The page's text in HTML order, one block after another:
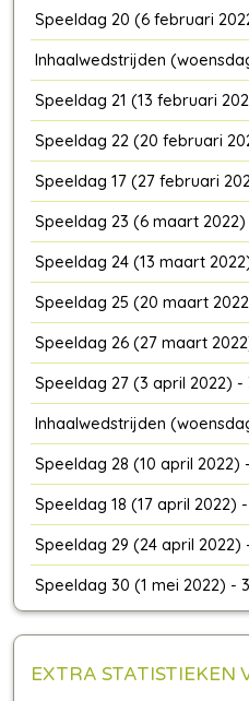
Speeldag 20 (6 februari
Inhaalwedstrijden
Speeldag 21 (13 februari
Speeldag 22 (20 februari
Speeldag 17 (27 februari
Speeldag 23 (6 maart
Speeldag 24 (13 maart
Speeldag 25 (20 maart
Speeldag 26 (27 maart
Speeldag 27 (3 april 2022)
Inhaalwedstrijden
Speeldag 28 (10 april 2022)
Speeldag 18 (17 april 2022)
Speeldag 29 (24 april 2022)
Speeldag 30 (1 mei 2022) -
EXTRA STATISTIEKEN